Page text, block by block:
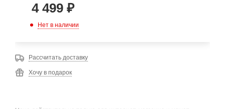
4 499 ₽
Нет в наличии
Рассчитать доставку
Хочу в подарок